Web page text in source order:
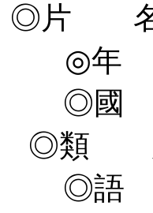
◎片 名
◎年
◎國
◎類
◎語